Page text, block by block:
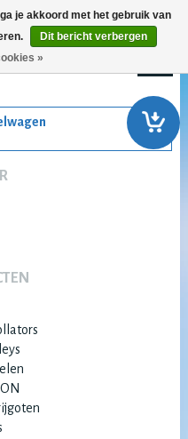
je akkoord met het gebruik van
Dit bericht verbergen
»